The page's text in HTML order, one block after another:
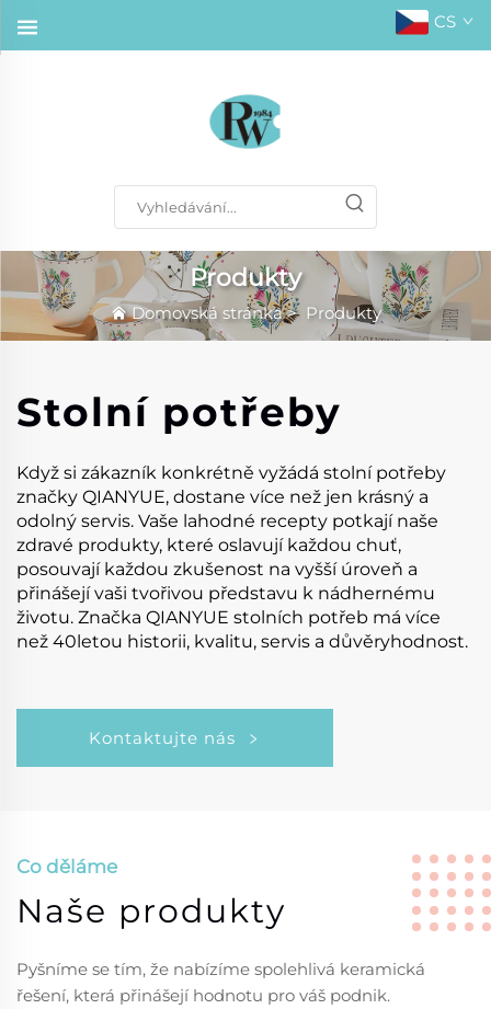
CS
Produkty
Domovská stránka> Produkty
Stolní potřeby
Když si zákazník konkrétně vyžádá stolní potřeby
značky QIANYUE, dostane více než jen krásný a
odolný servis. Vaše lahodné recepty potkají naše
zdravé produkty, které oslavují každou chuť,
posouvají každou zkušenost na vyšší úroveň a
přinášejí vaši tvořivou představu k nádhernému
životu. Značka QIANYUE stolních potřeb má více
než 40letou historii, kvalitu, servis a důvěryhodnost.
Kontaktujte nás
Co děláme
Naše produkty
Pyšníme se tím, že nabízíme spolehlivá keramická
řešení, která přinášejí hodnotu pro váš podnik.